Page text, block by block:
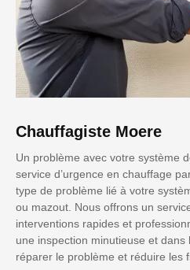
Chauffagiste Moere
Un problème avec votre système
service d’urgence en chauffage
type de problème lié à votre
ou mazout. Nous offrons un
interventions rapides et
une inspection minutieuse et
réparer le problème et réduire les